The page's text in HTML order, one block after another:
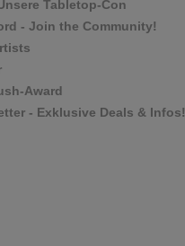
Tabletop-Con
- Join the Community!
Award
- Exklusive Deals & Infos!